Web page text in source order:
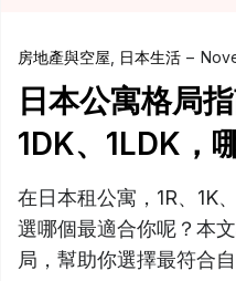
房地產與空屋 日本生活
日本公寓格局指
1DK、1LDK，
在日本租公寓，1R、1K
選哪個最適合你呢？本
局，幫助你選擇最符合